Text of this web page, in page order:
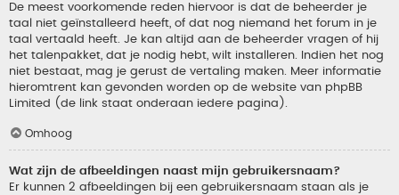
De meest voorkomende reden hiervoor is dat de beheerder je
taal niet geïnstalleerd heeft, of dat nog niemand het forum in je
taal vertaald heeft. Je kan altijd aan de beheerder vragen of hij
het talenpakket, dat je nodig hebt, wilt installeren. Indien het nog
niet bestaat, mag je gerust de vertaling maken. Meer informatie
hieromtrent kan gevonden worden op de website van phpBB
Limited (de link staat onderaan iedere pagina).
Omhoog
Wat zijn de afbeeldingen naast mijn gebruikersnaam?
Er kunnen 2 afbeeldingen bij een gebruikersnaam staan als je